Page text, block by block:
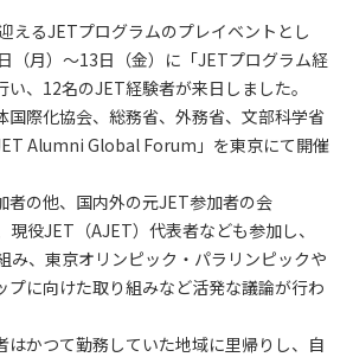
えるJETプログラムのプレイベントとし
（月）～13日（金）に「JETプログラム経
、12名のJET経験者が来日しました。
国際化協会、総務省、外務省、文部科学省
Alumni Global Forum」を東京にて開催
者の他、国内外の元JET参加者の会
現役JET（AJET）代表者なども参加し、
み、東京オリンピック・パラリンピックや
プに向けた取り組みなど活発な議論が行わ
はかつて勤務していた地域に里帰りし、自